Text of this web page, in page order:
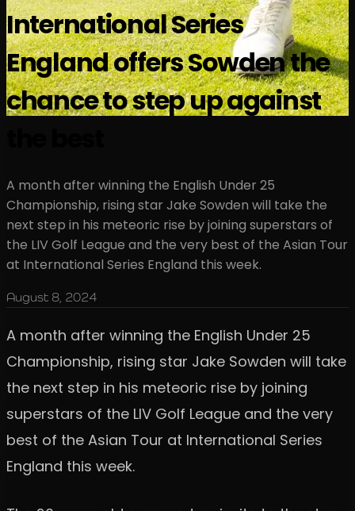
International Series
England offers Sowden the
chance to step up against
A month after winning the English Under 25
Championship, rising star Jake Sowden will take the
next step in his meteoric rise by joining superstars of
the LIV Golf League and the very best of the Asian Tour
at International Series England this week.
August 8, 2024
A month after winning the English Under 25
Championship, rising star Jake Sowden will take
the next step in his meteoric rise by joining
superstars of the LIV Golf League and the very
best of the Asian Tour at International Series
England this week.